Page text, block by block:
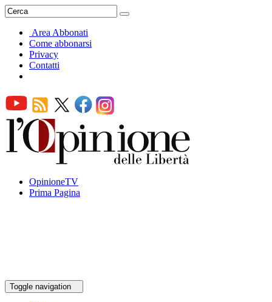
Area Abbonati
Come abbonarsi
Privacy
Contatti
OpinioneTV
Prima Pagina
Toggle navigation